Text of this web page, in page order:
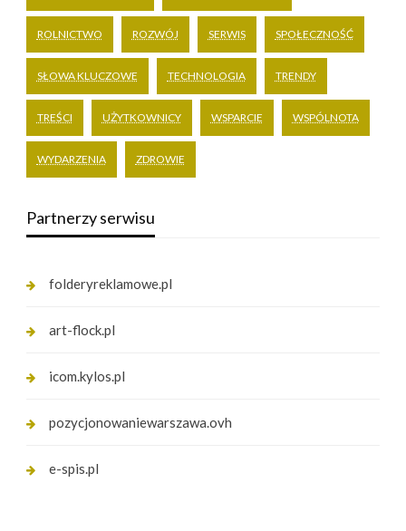
ROLNICTWO ROZWÓJ SERWIS SPOŁECZNOŚĆ
SŁOWA KLUCZOWE TECHNOLOGIA TRENDY
TREŚCI UŻYTKOWNICY WSPARCIE WSPÓLNOTA
WYDARZENIA ZDROWIE
Partnerzy serwisu
folderyreklamowe.pl
art-flock.pl
icom.kylos.pl
pozycjonowaniewarszawa.ovh
e-spis.pl